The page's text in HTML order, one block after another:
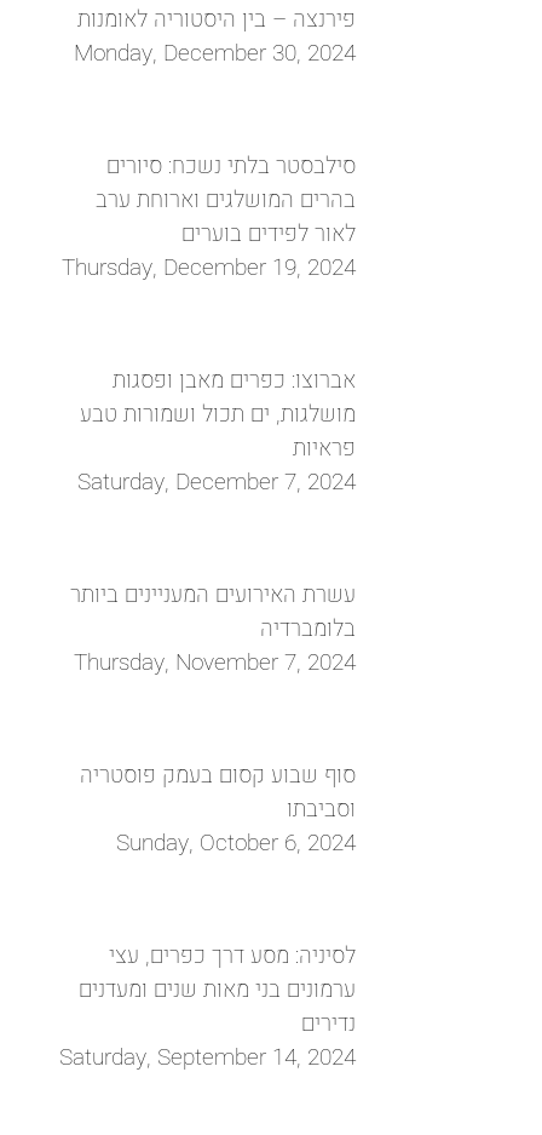
פירנצה – בין היסטוריה לאומנות
Monday, December 30, 2024
סילבסטר בלתי נשכח: סיורים
בהרים המושלגים וארוחת ערב
לאור לפידים בוערים
Thursday, December 19, 2024
אברוצו: כפרים מאבן ופסגות
מושלגות, ים תכול ושמורות טבע
פראיות
Saturday, December 7, 2024
עשרת האירועים המעניינים ביותר
בלומברדיה
Thursday, November 7, 2024
סוף שבוע קסום בעמק פוסטריה
וסביבתו
Sunday, October 6, 2024
לסיניה: מסע דרך כפרים, עצי
ערמונים בני מאות שנים ומעדנים
נדירים
Saturday, September 14, 2024